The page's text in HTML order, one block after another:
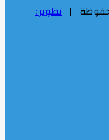
تطوير :